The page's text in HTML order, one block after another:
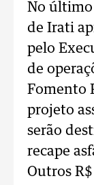
No último
de Irati
pelo
de
Fomento
projeto
serão
recape
Outros